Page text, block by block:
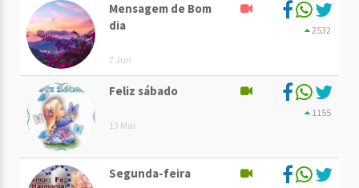
Mensagem de Bom
dia
7 Jun
2532
Feliz sábado
13 Mai
1155
Segunda-feira